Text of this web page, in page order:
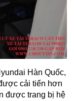
Hàn Quốc,
cải tiến hơn
được trang bị hệ